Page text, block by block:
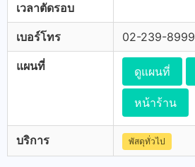
เวลาตัดรอบ
เบอร์โทร 02-239-8999
แผนที่ ดูแผนที่
หน้าร้าน
บริการ พัสดุทั่วไป